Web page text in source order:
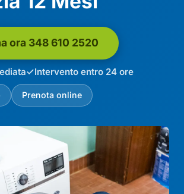
ora 348 610 2520
Intervento entro 24 ore
Prenota online